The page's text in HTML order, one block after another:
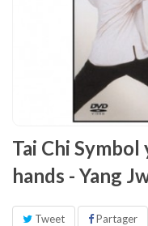
Décoration
Tai Chi
hands - Yang
Tweet Partager